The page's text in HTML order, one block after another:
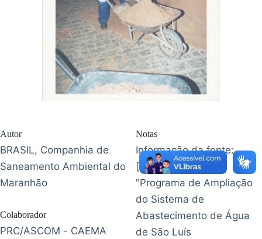
Autor
BRASIL, Companhia de
Saneamento Ambiental do
Maranhão
Colaborador
PRC/ASCOM - CAEMA
Notas
Informação da fonte:
[verso]
"Programa de Ampliação
do Sistema de
Abastecimento de Água
de São Luís